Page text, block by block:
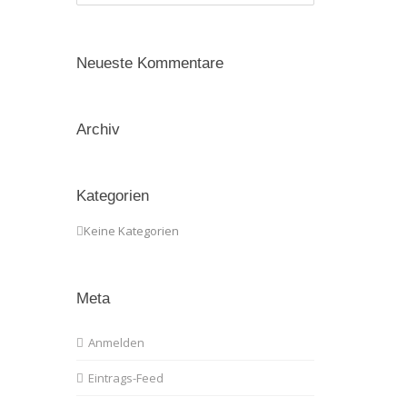
Neueste Kommentare
Archiv
Kategorien
Keine Kategorien
Meta
Anmelden
Eintrags-Feed